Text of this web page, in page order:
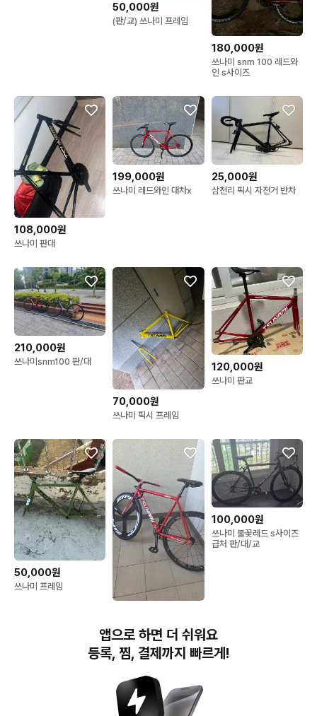
50,000원
(판/교) 쓰나미 프레임
180,000원
쓰나미 snm 100 레드와
인 s사이즈
108,000원
쓰나미 판대
199,000원
쓰나미 레드와인 대차x
25,000원
삼천리 픽시 자전거 반차
210,000원
쓰나미snm100 판/대
70,000원
쓰나미 픽시 프레임
120,000원
쓰나미 판교
50,000원
쓰나미 프레임
쓰나미 레드와인 반차 M
사이즈(판매만)
100,000원
쓰나미 불꽃레드 s사이즈
급처 판/대/교
앱으로 하면 더 쉬워요
등록, 찜, 결제까지 빠르게!